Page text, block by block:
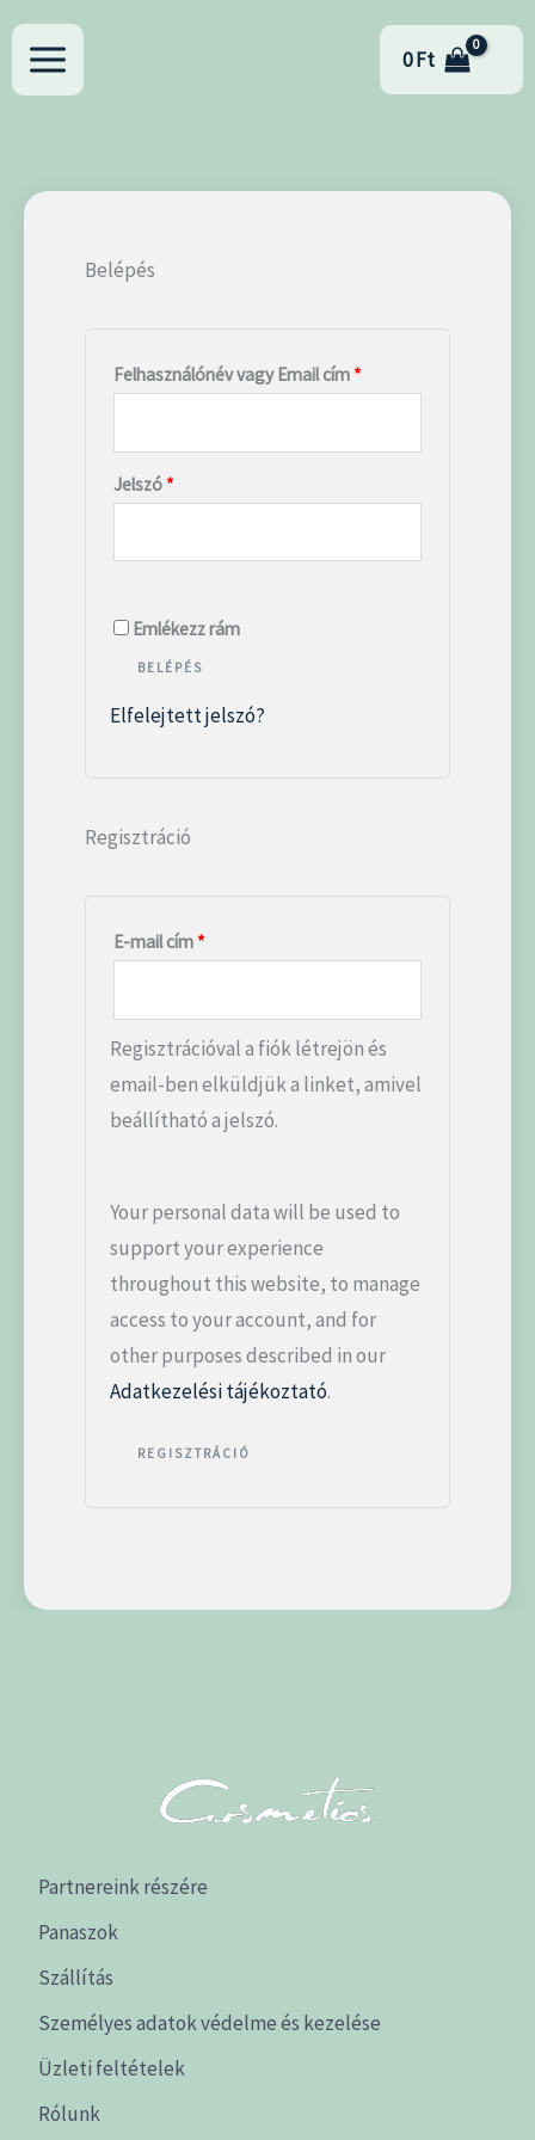
content
0Ft
Belépés
Felhasználónév vagy Email cím *
Jelszó *
Emlékezz rám
BELÉPÉS
Elfelejtett jelszó?
Regisztráció
E-mail cím *
Regisztrációval a fiók létrejön és
email-ben elküldjük a linket, amivel
beállítható a jelszó.
Your personal data will be used to
support your experience
throughout this website, to manage
access to your account, and for
other purposes described in our
Adatkezelési tájékoztató.
REGISZTRÁCIÓ
Partnereink részére
Panaszok
Szállítás
Személyes adatok védelme és kezelése
Üzleti feltételek
Rólunk